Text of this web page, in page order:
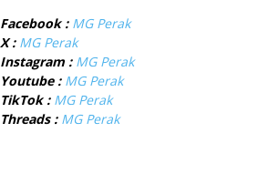
Facebook : MG Perak
X : MG Perak
Instagram : MG Perak
Youtube : MG Perak
TikTok : MG Perak
Threads : MG Perak